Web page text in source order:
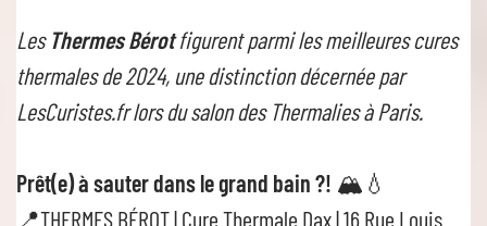
Les Thermes Bérotfigurent parmi les meilleures cures
thermales de 2024, une distinction décernée par
LesCuristes.fr lors du salon des Thermalies à Paris.
Prêt(e) à sauter dans le grand bain ?! 🏔💧
📍THERMES BÉROT | Cure Thermale Dax | 16 Rue Louis